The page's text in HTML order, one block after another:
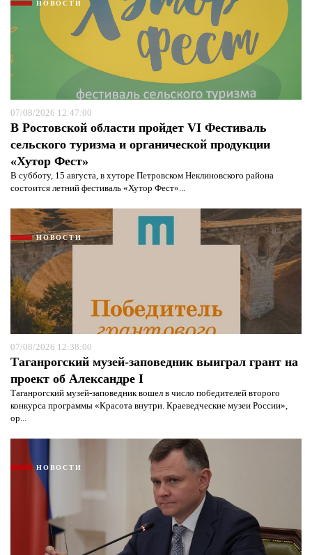
НОВОСТИ
07/08/2026 12:47:00
В Ростовской области пройдет VI Фестиваль
сельского туризма и органической продукции
«Хутор Фест»
В субботу, 15 августа, в хуторе Петровском Неклиновского района
состоится летний фестиваль «Хутор Фест»...
НОВОСТИ
07/08/2026 12:38:00
Таганрогский музей-заповедник выиграл грант на
проект об Александре I
Таганрогский музей-заповедник вошел в число победителей второго
конкурса программы «Красота внутри. Краеведческие музеи России»,
ор...
НОВОСТИ